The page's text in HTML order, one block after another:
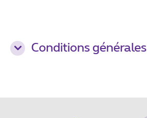
Conditions générales